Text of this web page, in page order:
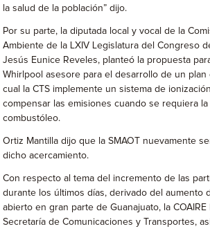
la salud de la población” dijo.
Por su parte, la diputada local y vocal de la
Ambiente de la LXIV Legislatura del Congreso
Jesús Eunice Reveles, planteó la propuesta
Whirlpool asesore para el desarrollo de un plan
cual la CTS implemente un sistema de
compensar las emisiones cuando se requiera
combustóleo.
Ortiz Mantilla dijo que la SMAOT nuevamente
dicho acercamiento.
Con respecto al tema del incremento de las
durante los últimos días, derivado del aumento
abierto en gran parte de Guanajuato, la
Secretaría de Comunicaciones y Transportes,